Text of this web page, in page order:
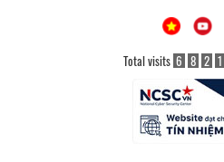
Total visits 6 8 2 1